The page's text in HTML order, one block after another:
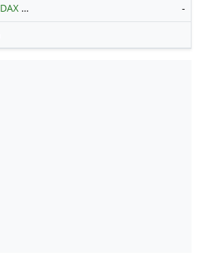
Germany 40 / DAX Prognose -